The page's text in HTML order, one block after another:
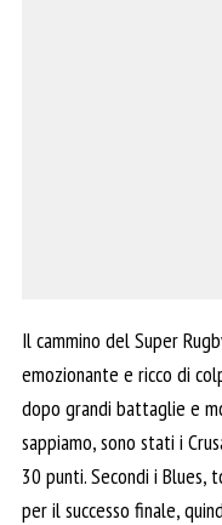
Il cammino del Super
emozionante e ricco di
dopo grandi battaglie e
sappiamo, sono stati i
30 punti. Secondi i
per il successo finale,